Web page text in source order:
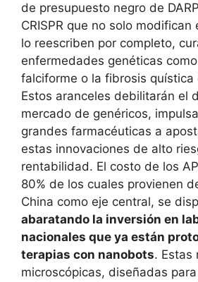
de presupuesto negro de
CRISPR que no solo modifican
lo reescriben por completo,
enfermedades genéticas
falciforme o la fibrosis quística
Estos aranceles debilitarán el
mercado de genéricos,
grandes farmacéuticas a
estas innovaciones de alto
rentabilidad. El costo de los
80% de los cuales provienen
China como eje central, se
abaratando la inversión en
nacionales que ya están
terapias con nanobots. Estas
microscópicas, diseñadas